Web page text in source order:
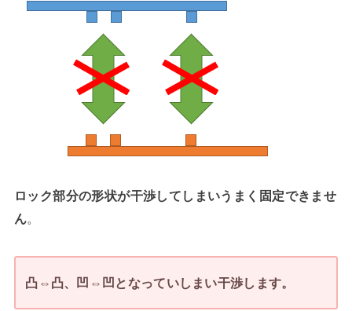
ロック部分の形状が干渉してしまいうまく固定できませ
ん。
凸⇔凸、凹⇔凹となっていしまい干渉します。